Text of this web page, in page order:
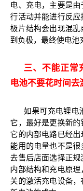
电、充电，主要是
行活动并能进行反
极片结构会出现混
到负极，最终使电池
三、不能正常
电池不要花时间去
如果可充电锂电
它，最好是更换新的
它的内部电路已经
能用的电量也不是
去售后店面选择正
内部结构和充电原
关的激活充电设备